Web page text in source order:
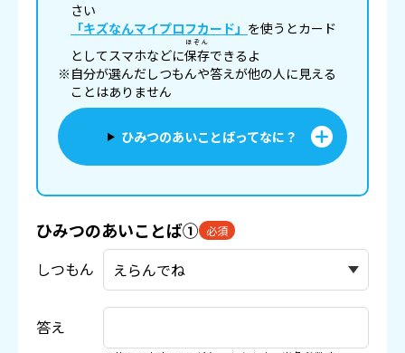
さい
「キズなんマイプロフカード」 を使うとカード
としてスマホなどに保存
ほぞん
できるよ
※自分が選んだしつもんや答えが他の人に見える
ことはありません
ひみつのあいことばってなに？
ひみつのあいことば① 必須
しつもん
答え